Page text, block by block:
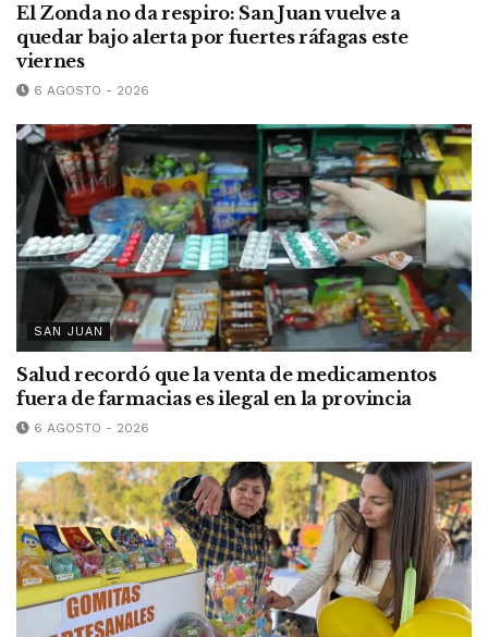
El Zonda no da respiro: San Juan vuelve a
quedar bajo alerta por fuertes ráfagas este
viernes
6 AGOSTO - 2026
SAN JUAN
Salud recordó que la venta de medicamentos
fuera de farmacias es ilegal en la provincia
6 AGOSTO - 2026